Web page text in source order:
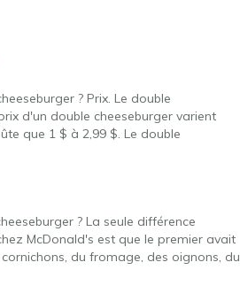
? Prix. Le double
d'un double cheeseburger varient
que 1 $ à 2,99 $. Le double
? La seule différence
McDonald's est que le premier avait
du fromage, des oignons, du